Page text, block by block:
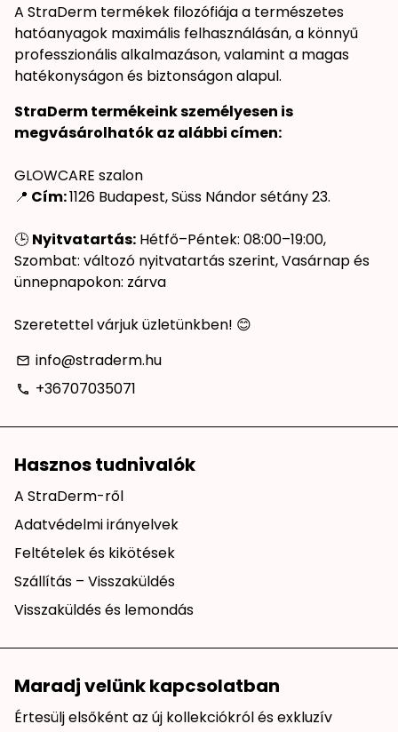
A StraDerm termékek filozófiája a természetes
hatóanyagok maximális felhasználásán, a könnyű
professzionális alkalmazáson, valamint a magas
hatékonyságon és biztonságon alapul.
StraDerm termékeink személyesen is
megvásárolhatók az alábbi címen:
GLOWCARE szalon
📍 Cím:1126 Budapest, Süss Nándor sétány 23.
🕒 Nyitvatartás: Hétfő–Péntek: 08:00–19:00,
Szombat: változó nyitvatartás szerint, Vasárnap és
ünnepnapokon: zárva
Szeretettel várjuk üzletünkben! 😊
email info@straderm.hu
phone +36707035071
Hasznos tudnivalók
A StraDerm-ről
Adatvédelmi irányelvek
Feltételek és kikötések
Szállítás – Visszaküldés
Visszaküldés és lemondás
Maradj velünk kapcsolatban
Értesülj elsőként az új kollekciókról és exkluzív